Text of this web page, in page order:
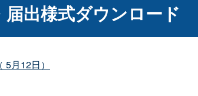
出様式ダウンロード
月12日）